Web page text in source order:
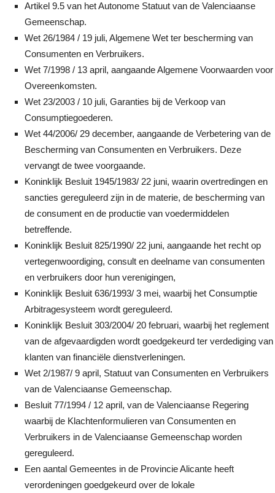
Artikel 9.5 van het Autonome Statuut van de Valenciaanse
Gemeenschap.
Wet 26/1984 / 19 juli, Algemene Wet ter bescherming van
Consumenten en Verbruikers.
Wet 7/1998 / 13 april, aangaande Algemene Voorwaarden voor
Overeenkomsten.
Wet 23/2003 / 10 juli, Garanties bij de Verkoop van
Consumptiegoederen.
Wet 44/2006/ 29 december, aangaande de Verbetering van de
Bescherming van Consumenten en Verbruikers. Deze
vervangt de twee voorgaande.
Koninklijk Besluit 1945/1983/ 22 juni, waarin overtredingen en
sancties gereguleerd zijn in de materie, de bescherming van
de consument en de productie van voedermiddelen
betreffende.
Koninklijk Besluit 825/1990/ 22 juni, aangaande het recht op
vertegenwoordiging, consult en deelname van consumenten
en verbruikers door hun verenigingen,
Koninklijk Besluit 636/1993/ 3 mei, waarbij het Consumptie
Arbitragesysteem wordt gereguleerd.
Koninklijk Besluit 303/2004/ 20 februari, waarbij het reglement
van de afgevaardigden wordt goedgekeurd ter verdediging van
klanten van financiële dienstverleningen.
Wet 2/1987/ 9 april, Statuut van Consumenten en Verbruikers
van de Valenciaanse Gemeenschap.
Besluit 77/1994 / 12 april, van de Valenciaanse Regering
waarbij de Klachtenformulieren van Consumenten en
Verbruikers in de Valenciaanse Gemeenschap worden
gereguleerd.
Een aantal Gemeentes in de Provincie Alicante heeft
verordeningen goedgekeurd over de lokale